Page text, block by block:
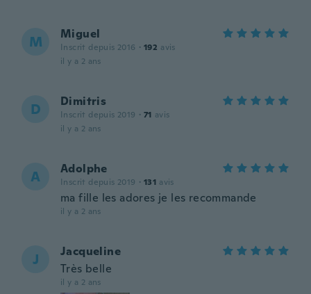
M Miguel
Inscrit depuis 2016 · 192 avis
il y a 2 ans
D Dimitris
Inscrit depuis 2019 · 71 avis
il y a 2 ans
A Adolphe
Inscrit depuis 2019 · 131 avis
ma fille les adores je les recommande
il y a 2 ans
J
Jacqueline
Très belle
il y a 2 ans